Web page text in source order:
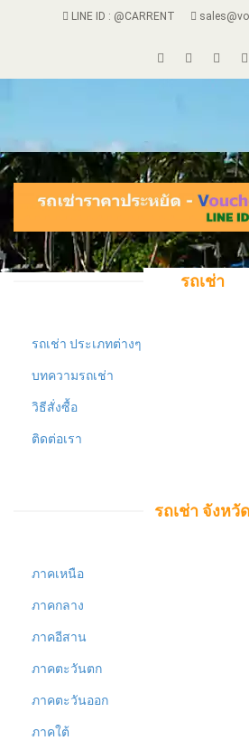
LINE ID : @CARRENT
รถเช่า
รถเช่า ประเภทต่างๆ
บทความรถเช่า
วิธีสั่งซื้อ
ติดต่อเรา
รถเช่า จังหวัด
ภาคเหนือ
ภาคกลาง
ภาคอีสาน
ภาคตะวันตก
ภาคตะวันออก
ภาคใต้